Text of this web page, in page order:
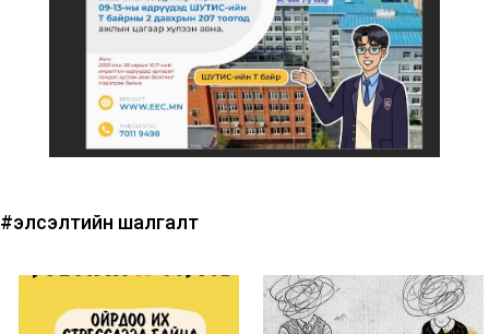
#элсэлтийн шалгалт